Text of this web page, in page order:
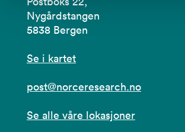
Nygårdstangen
5838 Bergen
Se i kartet
post@norceresearch.no
Se alle våre lokasjoner